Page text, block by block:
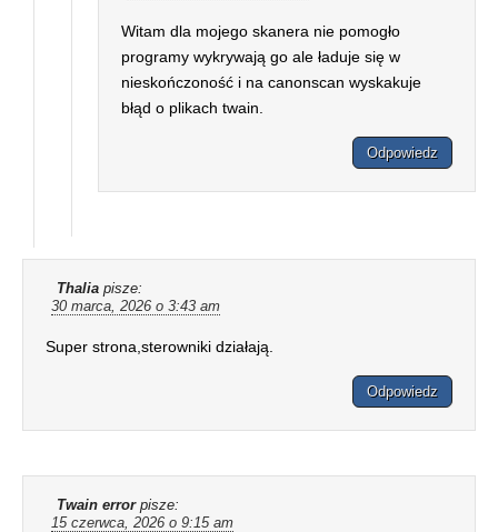
Witam dla mojego skanera nie pomogło
programy wykrywają go ale ładuje się w
nieskończoność i na canonscan wyskakuje
błąd o plikach twain.
Odpowiedz
Thalia pisze:
30 marca, 2026 o 3:43 am
Super strona,sterowniki działają.
Odpowiedz
Twain error pisze:
15 czerwca, 2026 o 9:15 am